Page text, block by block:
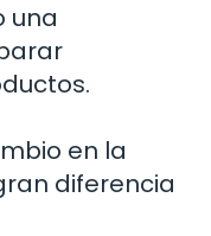
una
en la
diferencia